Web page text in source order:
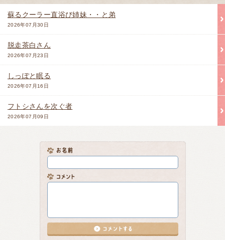
蘇るクーラー直浴び姉妹・・と弟
2026年07月30日
脱走茶白さん
2026年07月23日
しっぽと眠る
2026年07月16日
フトシさんを次ぐ者
2026年07月09日